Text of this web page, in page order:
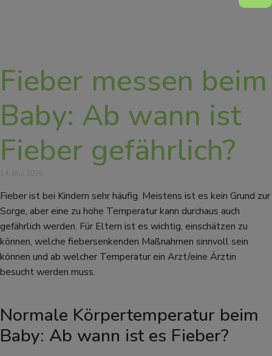
Fieber messen beim
Baby: Ab wann ist
Fieber gefährlich?
Fieber ist bei Kindern sehr häufig. Meistens ist es kein Grund zur
Sorge, aber eine zu hohe Temperatur kann durchaus auch
gefährlich werden. Für Eltern ist es wichtig, einschätzen zu
können, welche fiebersenkenden Maßnahmen sinnvoll sein
können und ab welcher Temperatur ein Arzt/eine Ärztin
besucht werden muss.
Normale Körpertemperatur beim
Baby: Ab wann ist es Fieber?